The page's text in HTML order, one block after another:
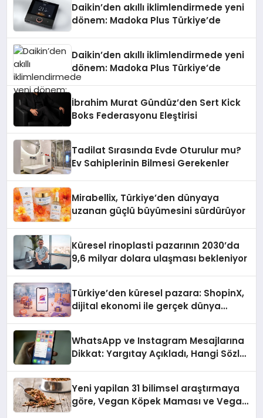
Daikin’den akıllı iklimlendirmede yeni
dönem: Madoka Plus Türkiye’de
Daikin’den akıllı iklimlendirmede yeni
dönem: Madoka Plus Türkiye’de
İbrahim Murat Gündüz’den Sert Kick
Boks Federasyonu Eleştirisi
Tadilat Sırasında Evde Oturulur mu?
Ev Sahiplerinin Bilmesi Gerekenler
Mirabellix, Türkiye’den dünyaya
uzanan güçlü büyümesini sürdürüyor
Küresel rinoplasti pazarının 2030’da
9,6 milyar dolara ulaşması bekleniyor
Türkiye’den küresel pazara: ShopinX,
dijital ekonomi ile gerçek dünya
WhatsApp ve Instagram Mesajlarına
Dikkat: Yargıtay Açıkladı, Hangi Sözler
Yeni yapilan 31 bilimsel araştırmaya
göre, Vegan Köpek Maması ve Vegan